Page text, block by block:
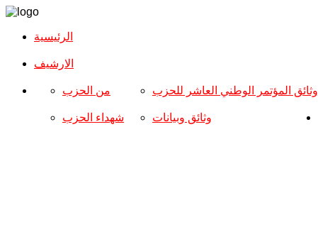
الرئيسية
الارشیف
من الحزب
شهداء الحزب
وثائق المؤتمر الوطني العاشر للحزب
وثائق وبيانات